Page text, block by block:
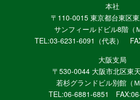
産
業
新
聞
社
ニ
ュ
ー
本社
〒110-0015 東京都台東区
サンフィールドビル8階 （
TEL:03-6231-6091（代表）
大阪支局
〒530-0044 大阪市北区東
若杉グランドビル別館 （
TEL:06-6881-6851